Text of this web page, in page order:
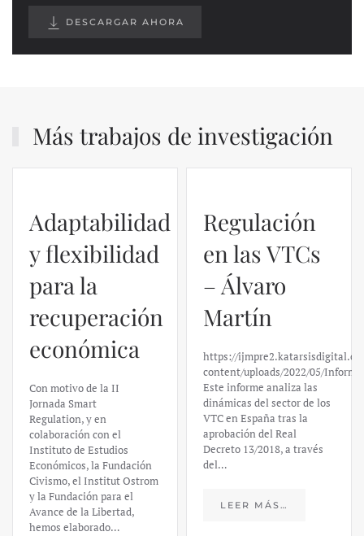
DESCARGAR AHORA
Más trabajos de investigación
Adaptabilidad
y flexibilidad
para la
recuperación
económica
Con motivo de la II
Jornada Smart
Regulation, y en
colaboración con el
Instituto de Estudios
Económicos, la Fundación
Civismo, el Institut Ostrom
y la Fundación para el
Avance de la Libertad,
hemos elaborado…
Regulación
en las VTCs
– Álvaro
Martín
https://
content/uploads/2022/05/
Este informe analiza las
dinámicas del sector de los
VTC en España tras la
aprobación del Real
Decreto 13/2018, a través
del…
LEER MÁS…